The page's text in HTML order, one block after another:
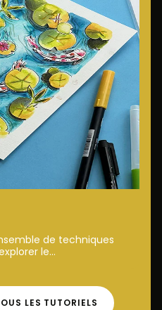
de techniques
le...
LES TUTORIELS